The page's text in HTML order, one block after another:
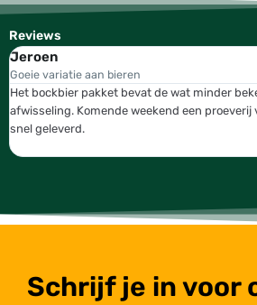
Reviews
Jeroen
Goeie variatie aan bieren
Het bockbier pakket bevat de wat minder
afwisseling. Komende weekend een proeverij
snel geleverd.
Schrijf je in voor